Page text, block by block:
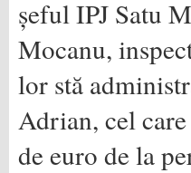
șeful IPJ Satu
Mocanu,
lor stă
Adrian, cel
de euro de la